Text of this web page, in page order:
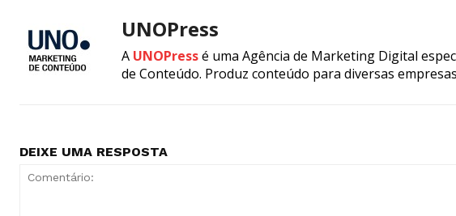
UNOPress
A UNOPressé uma Agência de Marketing Digital
de Conteúdo. Produz conteúdo para diversas
DEIXE UMA RESPOSTA